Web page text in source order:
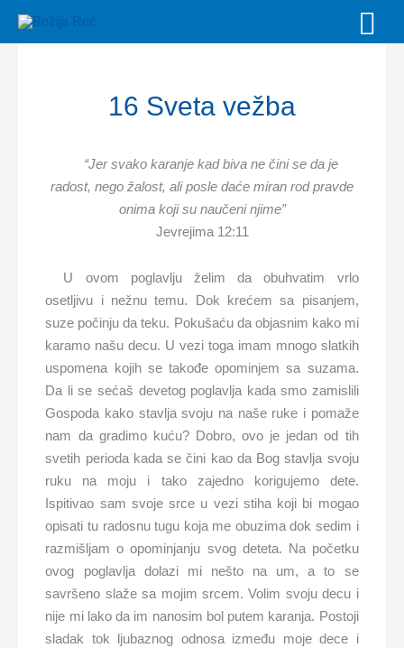
16 Sveta vežba
“Jer svako karanje kad biva ne čini se da je
radost, nego žalost, ali posle daće miran rod pravde
onima koji su naučeni njime”
Jevrejima 12:11
U ovom poglavlju želim da obuhvatim vrlo
osetljivu i nežnu temu. Dok krećem sa pisanjem,
suze počinju da teku. Pokušaću da objasnim kako mi
karamo našu decu. U vezi toga imam mnogo slatkih
uspomena kojih se takođe opominjem sa suzama.
Da li se sećaš devetog poglavlja kada smo zamislili
Gospoda kako stavlja svoju na naše ruke i pomaže
nam da gradimo kuću? Dobro, ovo je jedan od tih
svetih perioda kada se čini kao da Bog stavlja svoju
ruku na moju i tako zajedno korigujemo dete.
Ispitivao sam svoje srce u vezi stiha koji bi mogao
opisati tu radosnu tugu koja me obuzima dok sedim i
razmišljam o opominjanju svog deteta. Na početku
ovog poglavlja dolazi mi nešto na um, a to se
savršeno slaže sa mojim srcem. Volim svoju decu i
nije mi lako da im nanosim bol putem karanja. Postoji
sladak tok ljubaznog odnosa između moje dece i